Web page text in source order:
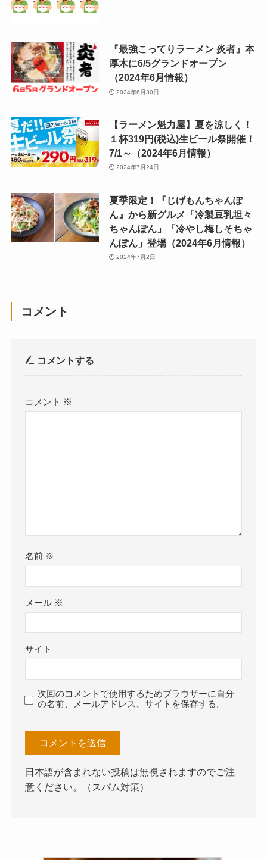
『最強こってりラーメン 炎者』本
厚木に6/5グランドオープン
（2024年6月情報）
2024年6月30日
【ラーメン魁力屋】夏を涼しく！
１杯319円(税込)生ビール祭開催！
7/1～（2024年6月情報）
2024年7月24日
夏季限定！『じげもんちゃんぽ
ん』から新グルメ「冷製豆乳坦々
ちゃんぽん」「冷やし梅しそちゃ
んぽん」登場（2024年6月情報）
2024年7月2日
コメント
コメントする
コメント ※
名前 ※
メール ※
サイト
次回のコメントで使用するためブラウザーに自分
の名前、メールアドレス、サイトを保存する。
日本語が含まれない投稿は無視されますのでご注
意ください。（スパム対策）